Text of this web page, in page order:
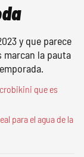
y que parece
marcan la pauta
que es
para el agua de la